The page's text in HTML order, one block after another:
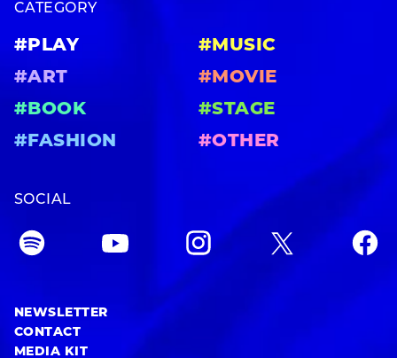
CATEGORY
#PLAY
#MUSIC
#ART
#MOVIE
#BOOK
#STAGE
#FASHION
#OTHER
SOCIAL
NEWSLETTER
CONTACT
MEDIA KIT